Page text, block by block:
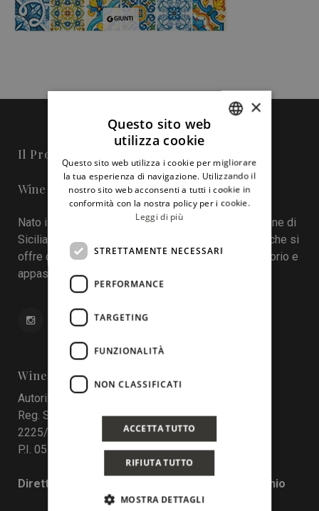
Il Progetto
Wine in Sicily - Online Magazine
Nato il 22 aprile 2016 durante la tredicesima edizione di
Sicilia en Primeur, Wineinsicily.com è un magazine che si
offre come sistema di interazione tra cantine, territorio e
appassionati del vino.
Wine In Sicily
Autorizzazione del Tribunale di Palermo
Reg. Stampa nr. 4 del 10 maggio 2017 Num. Reg.
2225/2017
P.I. 05130190829
Direttore responsabile: Francesco Pensovecchio
ENGLISH
×
Questo sito web
utilizza cookie
Questo sito web utilizza i cookie per migliorare
la tua esperienza di navigazione. Utilizzando il
nostro sito web acconsenti a tutti i cookie in
conformità con la nostra policy per i cookie.
Leggi di più
STRETTAMENTE NECESSARI
PERFORMANCE
TARGETING
FUNZIONALITÀ
NON CLASSIFICATI
ACCETTA TUTTO
RIFIUTA TUTTO
MOSTRA DETTAGLI